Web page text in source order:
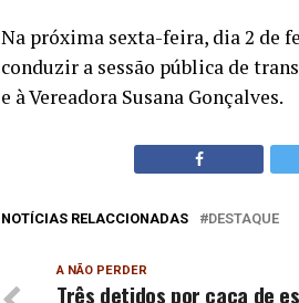
Na próxima sexta-feira, dia 2 de
conduzir a sessão pública de
e à Vereadora Susana Gonçalves.
NOTÍCIAS RELACCIONADAS DESTAQUE
A NÃO PERDER
Três detidos por caça de